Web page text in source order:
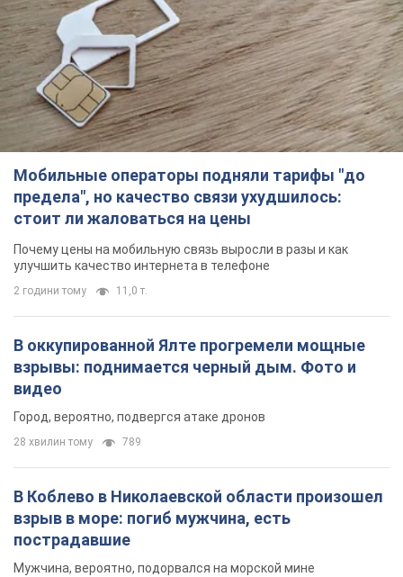
Мобильные операторы подняли тарифы "до
предела", но качество связи ухудшилось:
стоит ли жаловаться на цены
Почему цены на мобильную связь выросли в разы и как
улучшить качество интернета в телефоне
2 години тому 11,0 т.
В оккупированной Ялте прогремели мощные
взрывы: поднимается черный дым. Фото и
видео
Город, вероятно, подвергся атаке дронов
28 хвилин тому 789
В Коблево в Николаевской области произошел
взрыв в море: погиб мужчина, есть
пострадавшие
Мужчина, вероятно, подорвался на морской мине